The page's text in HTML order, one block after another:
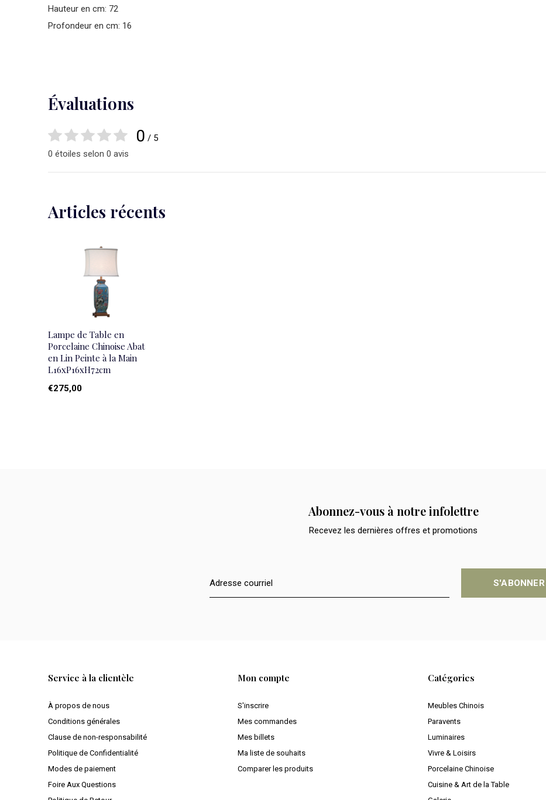
Hauteur en cm: 72
Profondeur en cm: 16
Évaluations
0 / 5
0 étoiles selon 0 avis
Articles récents
Lampe de Table en
Porcelaine Chinoise Abat
en Lin Peinte à la Main
L16xP16xH72cm
€275,00
Abonnez-vous à notre infolettre
Recevez les dernières offres et promotions
S'ABONNER
Service à la clientèle
À propos de nous
Conditions générales
Clause de non-responsabilité
Politique de Confidentialité
Modes de paiement
Foire Aux Questions
Mon compte
S'inscrire
Mes commandes
Mes billets
Ma liste de souhaits
Comparer les produits
Catégories
Meubles Chinois
Paravents
Luminaires
Vivre & Loisirs
Porcelaine Chinoise
Cuisine & Art de la Table